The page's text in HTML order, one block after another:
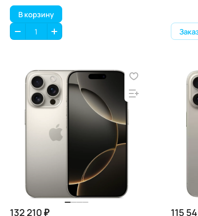
В корзину
132 210 ₽ 115